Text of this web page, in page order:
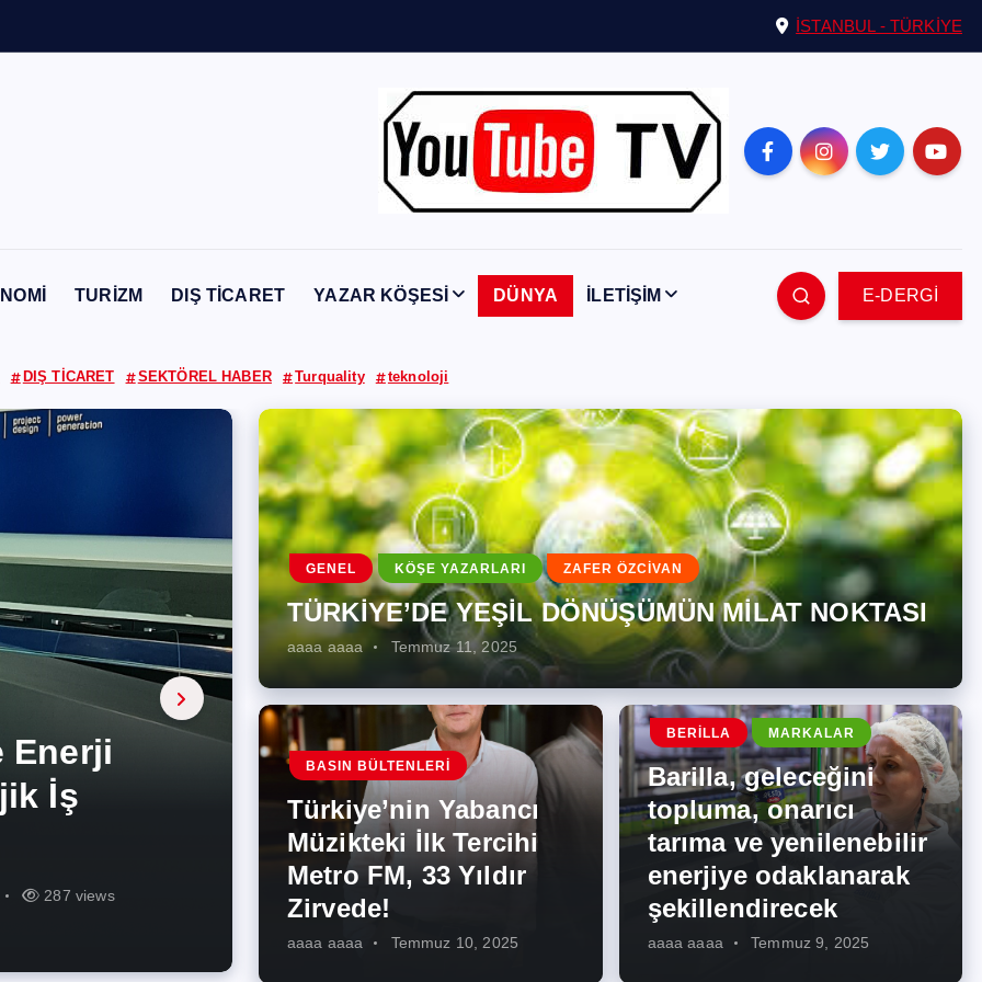
İSTANBUL - TÜRKİYE
TURİZM DIŞ TİCARET YAZAR KÖŞESİ DÜNYA İLETİŞİM E-DERGİ
DIŞ TİCARET SEKTÖREL HABER Turquality teknoloji
344 views
İlk
273 views
275 views
Enerji
İş
287 views
Kısa
227 views
Artması
262 views
GENEL KÖŞE YAZARLARI ZAFER ÖZCİVAN
TÜRKİYE’DE YEŞİL DÖNÜŞÜMÜN MİLAT NOKTASI
aaaa aaaa Temmuz 11, 2025
BASIN BÜLTENLERI
Türkiye’nin Yabancı
Müzikteki İlk Tercihi
Metro FM, 33 Yıldır
Zirvede!
aaaa aaaa Temmuz 10, 2025
BERILLA MARKALAR
Barilla, geleceğini
topluma, onarıcı
tarıma ve yenilenebilir
enerjiye odaklanarak
şekillendirecek
aaaa aaaa Temmuz 9, 2025